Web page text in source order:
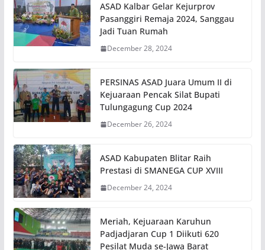
ASAD Kalbar Gelar Kejurprov
Pasanggiri Remaja 2024, Sanggau
Jadi Tuan Rumah
December 28, 2024
PERSINAS ASAD Juara Umum II di
Kejuaraan Pencak Silat Bupati
Tulungagung Cup 2024
December 26, 2024
ASAD Kabupaten Blitar Raih
Prestasi di SMANEGA CUP XVIII
December 24, 2024
Meriah, Kejuaraan Karuhun
Padjadjaran Cup 1 Diikuti 620
Pesilat Muda se-Jawa Barat